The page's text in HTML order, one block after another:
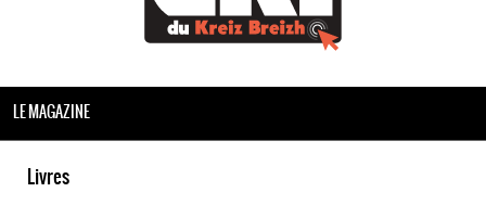
LE MAGAZINE
Livres